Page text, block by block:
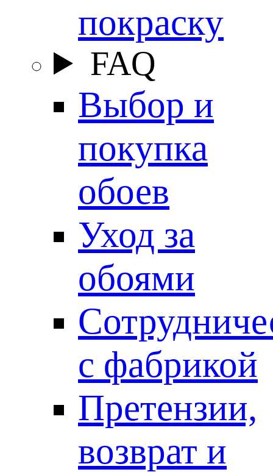
покраску
FAQ
Выбор и
покупка
обоев
Уход за
обоями
с фабрикой
Претензии,
возврат и